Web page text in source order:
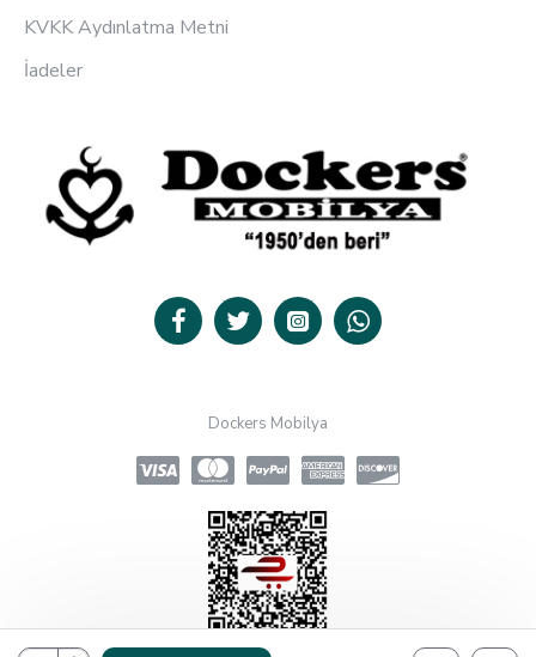
KVKK Aydınlatma Metni
İadeler
Dockers Mobilya